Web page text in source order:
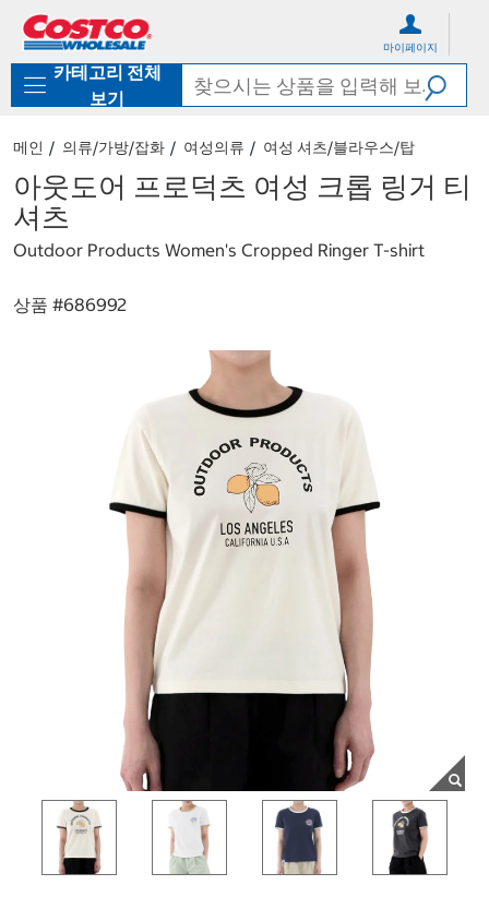
로
기
가
마이페이지
카테고리 전체
보기
메인 의류/가방/잡화 여성의류 여성 셔츠/블라우스/탑
아웃도어 프로덕츠 여성 크롭 링거 티
셔츠
Outdoor Products Women's Cropped Ringer T-shirt
상품 #686992